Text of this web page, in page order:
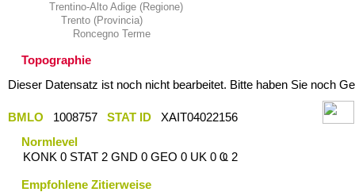
Trentino-Alto Adige (Regione)
Trento (Provincia)
Roncegno Terme
Topographie
Dieser Datensatz ist noch nicht bearbeitet. Bitte haben Sie noch
BMLO 1008757 STAT ID
XAIT04022156
Normlevel
KONK 0 STAT 2 GND 0 GEO 0 UK 0 Ҩ 2
Empfohlene Zitierweise